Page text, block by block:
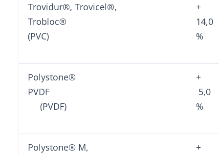
Trovidur®, Trovicel®,
Trobloc®
(PVC)
+
14,0
%
Polystone®
PVDF
(PVDF)
+
5,0
%
Polystone® M,
+